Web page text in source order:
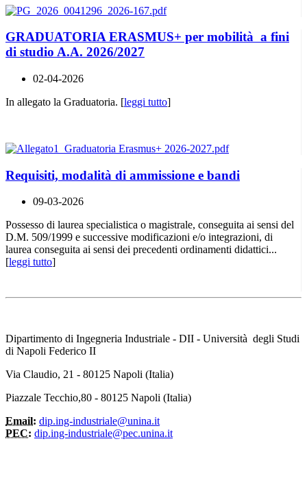
GRADUATORIA ERASMUS+ per mobilità a fini
di studio A.A. 2026/2027
02-04-2026
In allegato la Graduatoria. [leggi tutto]
Requisiti, modalità di ammissione e bandi
09-03-2026
Possesso di laurea specialistica o magistrale, conseguita ai sensi del
D.M. 509/1999 e successive modificazioni e/o integrazioni, di
laurea conseguita ai sensi dei precedenti ordinamenti didattici...
[leggi tutto]
Dipartimento di Ingegneria Industriale - DII - Università degli Studi
di Napoli Federico II
Via Claudio, 21 - 80125 Napoli (Italia)
Piazzale Tecchio,80 - 80125 Napoli (Italia)
Email: dip.ing-industriale@unina.it
PEC: dip.ing-industriale@pec.unina.it